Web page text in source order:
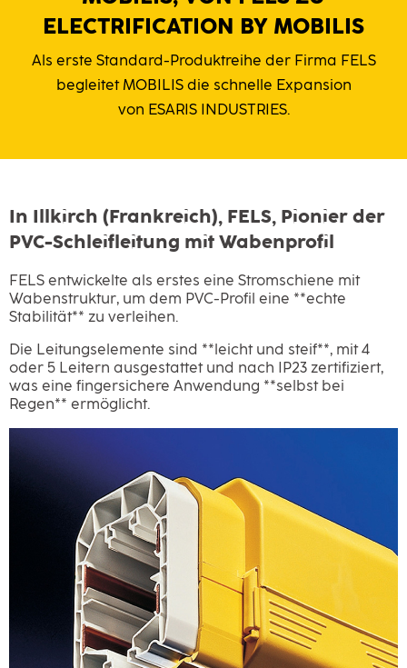
ELECTRIFICATION BY MOBILIS
Als erste Standard-Produktreihe der Firma FELS
begleitet MOBILIS die schnelle Expansion
von ESARIS INDUSTRIES.
In Illkirch (Frankreich), FELS, Pionier der
PVC-Schleifleitung mit Wabenprofil
FELS entwickelte als erstes eine Stromschiene mit
Wabenstruktur, um dem PVC-Profil eine **echte
Stabilität** zu verleihen.
Die Leitungselemente sind **leicht und steif**, mit 4
oder 5 Leitern ausgestattet und nach IP23 zertifiziert,
was eine fingersichere Anwendung **selbst bei
Regen** ermöglicht.